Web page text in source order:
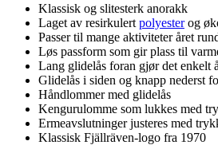
Klassisk og slitesterk anorakk
Laget av resirkulert polyesterog
Passer til mange aktiviteter året
Løs passform som gir plass til
Lang glidelås foran gjør det enkelt
Glidelås i siden og knapp nederst
Håndlommer med glidelås
Kengurulomme som lukkes med
Ermeavslutninger justeres med
Klassisk Fjällräven-logo fra 1970